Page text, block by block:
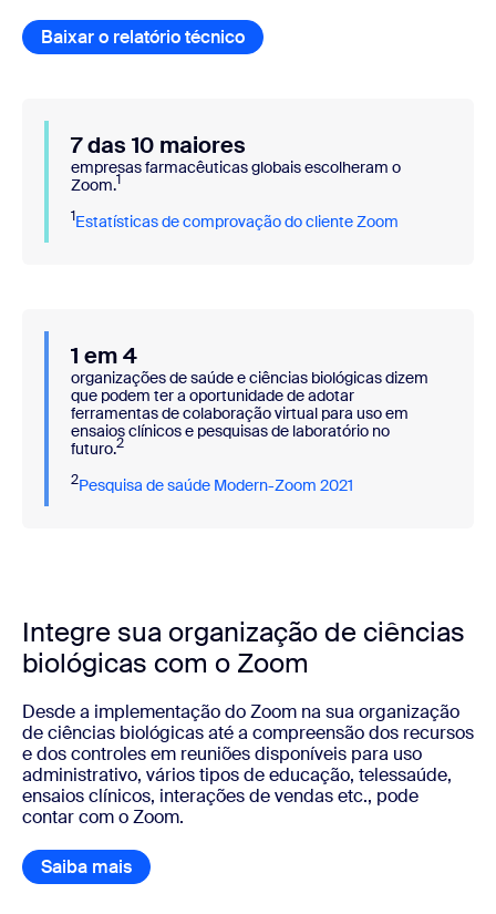
Baixar o relatório técnico Baixar o relatório técnico
7 das 10 maiores
empresas farmacêuticas globais escolheram o
Zoom.1
1Estatísticas de comprovação do cliente Zoom
1 em 4
organizações de saúde e ciências biológicas dizem
que podem ter a oportunidade de adotar
ferramentas de colaboração virtual para uso em
ensaios clínicos e pesquisas de laboratório no
futuro.2
2Pesquisa de saúde Modern-Zoom 2021
Integre sua organização de ciências
biológicas com o Zoom
Desde a implementação do Zoom na sua organização
de ciências biológicas até a compreensão dos recursos
e dos controles em reuniões disponíveis para uso
administrativo, vários tipos de educação, telessaúde,
ensaios clínicos, interações de vendas etc., pode
contar com o Zoom.
Saiba mais Baixar o relatório técnico